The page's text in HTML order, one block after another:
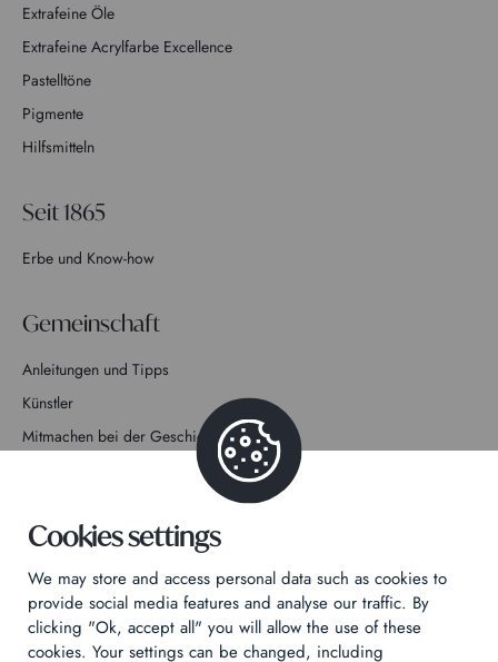
Extrafeine Öle
Extrafeine Acrylfarbe Excellence
Pastelltöne
Pigmente
Hilfsmitteln
Seit 1865
Erbe und Know-how
Gemeinschaft
Anleitungen und Tipps
Künstler
Mitmachen bei der Geschichte
Datenschutzrichtlinie
Cookies settings
We may store and access personal data such as cookies to
provide social media features and analyse our traffic. By
clicking "Ok, accept all" you will allow the use of these
cookies. Your settings can be changed, including